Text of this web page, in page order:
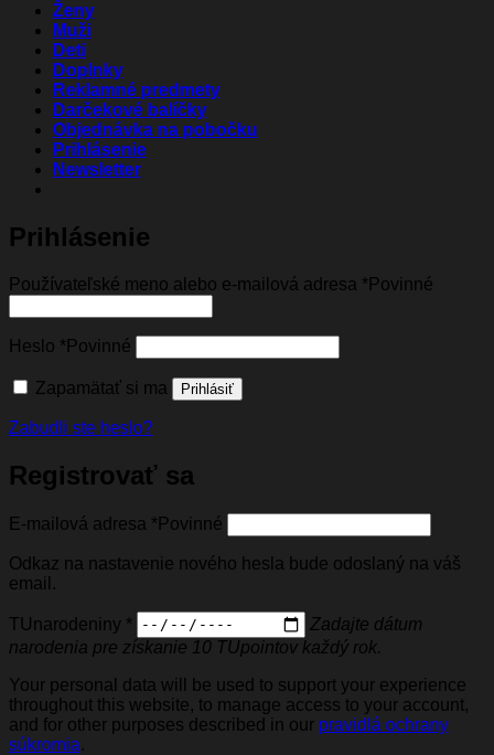
Ženy
Muži
Deti
Doplnky
Reklamné predmety
Darčekové balíčky
Objednávka na pobočku
Prihlásenie
Newsletter
Prihlásenie
Používateľské meno alebo e-mailová adresa *Povinné
Heslo *Povinné
Zapamätať si ma Prihlásiť
Zabudli ste heslo?
Registrovať sa
E-mailová adresa *Povinné
Odkaz na nastavenie nového hesla bude odoslaný na váš
email.
TUnarodeniny *
Zadajte dátum
narodenia pre získanie 10 TUpointov každý rok.
Your personal data will be used to support your experience
throughout this website, to manage access to your account,
and for other purposes described in our pravidlá ochrany
súkromia.